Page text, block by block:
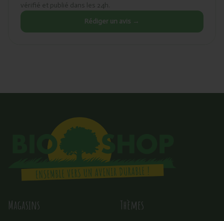
vérifié et publié dans les 24h.
Rédiger un avis →
Magasins Thèmes